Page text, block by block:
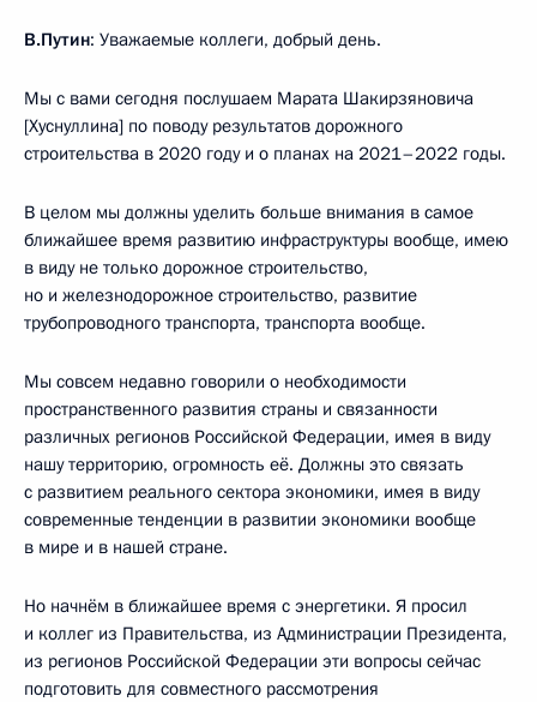
В.Путин: Уважаемые коллеги, добрый день.
Мы с вами сегодня послушаем Марата Шакирзяновича
[Хуснуллина] по поводу результатов дорожного
строительства в 2020 году и о планах на 2021–2022 годы.
В целом мы должны уделить больше внимания в самое
ближайшее время развитию инфраструктуры вообще, имею
в виду не только дорожное строительство,
но и железнодорожное строительство, развитие
трубопроводного транспорта, транспорта вообще.
Мы совсем недавно говорили о необходимости
пространственного развития страны и связанности
различных регионов Российской Федерации, имея в виду
нашу территорию, огромность её. Должны это связать
с развитием реального сектора экономики, имея в виду
современные тенденции в развитии экономики вообще
в мире и в нашей стране.
Но начнём в ближайшее время с энергетики. Я просил
и коллег из Правительства, из Администрации Президента,
из регионов Российской Федерации эти вопросы сейчас
подготовить для совместного рассмотрения